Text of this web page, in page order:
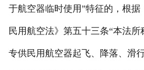
于航空器临时使用”特征的，根据
民用航空法》第五十三条“本法
专供民用航空器起飞、降落、滑